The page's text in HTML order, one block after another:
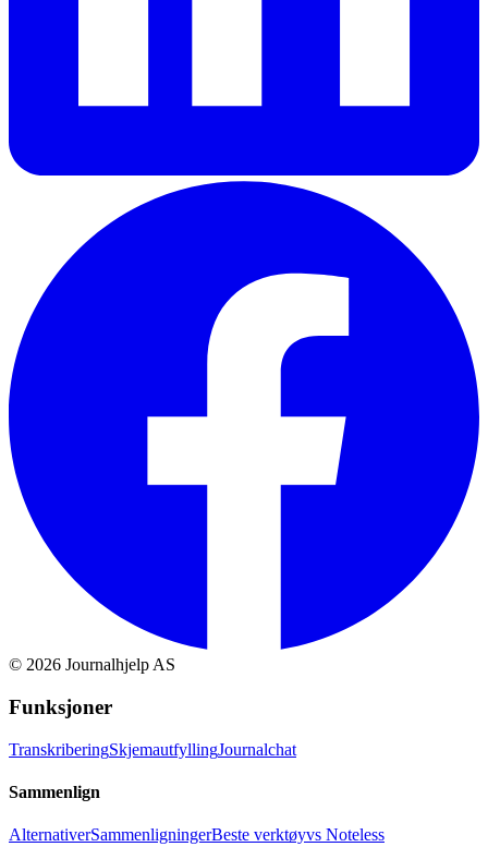
© 2026 Journalhjelp AS
Funksjoner
TranskriberingSkjemautfyllingJournalchat
Sammenlign
AlternativerSammenligningerBeste verktøyvs Noteless